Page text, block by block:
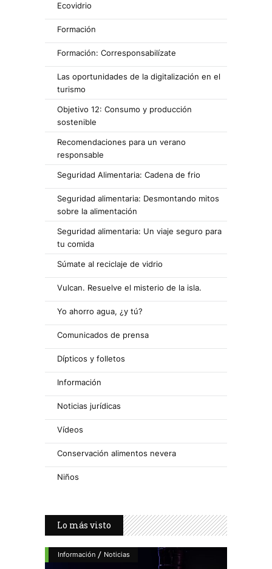
Ecovidrio
Formación
Formación: Corresponsabilízate
Las oportunidades de la digitalización en el
turismo
Objetivo 12: Consumo y producción
sostenible
Recomendaciones para un verano
responsable
Seguridad Alimentaria: Cadena de frio
Seguridad alimentaria: Desmontando mitos
sobre la alimentación
Seguridad alimentaria: Un viaje seguro para
tu comida
Súmate al reciclaje de vidrio
Vulcan. Resuelve el misterio de la isla.
Yo ahorro agua, ¿y tú?
Comunicados de prensa
Dípticos y folletos
Información
Noticias jurídicas
Vídeos
Conservación alimentos nevera
Niños
Lo más visto
Información / Noticias